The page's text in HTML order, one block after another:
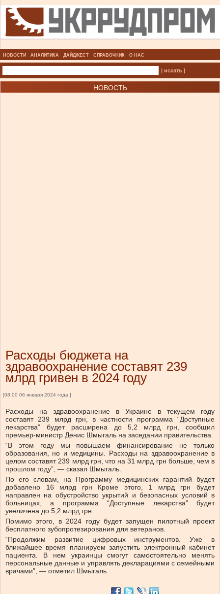
НОВОСТИ АНАЛИТИКА ДАЙДЖЕСТ СПРАВОЧНИК О НАС
| искать |
НОВОСТЬ
Расходы бюджета на
здравоохранение составят 239
млрд гривен в 2024 году
[08:00 06 января 2024 года ]
Расходы на здравоохранение в Украине в текущем году
составят 239 млрд грн, в частности программа “Доступные
лекарства” будет расширена до 5,2 млрд грн, сообщил
премьер-министр Денис Шмыгаль на заседании правительства.
“В этом году мы повышаем финансирование не только
образования, но и медицины. Расходы на здравоохранение в
целом составят 239 млрд грн, что на 31 млрд грн больше, чем в
прошлом году”, — сказал Шмыгаль.
По его словам, на Программу медицинских гарантий будет
добавлено 16 млрд грн Кроме этого, 1 млрд грн будет
направлен на обустройство укрытий и безопасных условий в
больницах, а программа “Доступные лекарства” будет
увеличена до 5,2 млрд грн.
Помимо этого, в 2024 году будет запущен пилотный проект
бесплатного зубопротезирования для ветеранов.
“Продолжим развитие цифровых инструментов. Уже в
ближайшее время планируем запустить электронный кабинет
пациента. В нем украинцы смогут самостоятельно менять
персональные данные и управлять декларациями с семейными
врачами”, — отметил Шмыгаль.